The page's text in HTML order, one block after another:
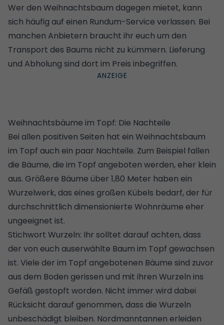
Wer den Weihnachtsbaum dagegen mietet, kann
sich häufig auf einen Rundum-Service verlassen. Bei
manchen Anbietern braucht ihr euch um den
Transport des Baums nicht zu kümmern. Lieferung
und Abholung sind dort im Preis inbegriffen.
Weihnachtsbäume im Topf: Die Nachteile
Bei allen positiven Seiten hat ein Weihnachtsbaum
im Topf auch ein paar Nachteile. Zum Beispiel fallen
die Bäume, die im Topf angeboten werden, eher klein
aus. Größere Bäume über 1,80 Meter haben ein
Wurzelwerk, das eines großen Kübels bedarf, der für
durchschnittlich dimensionierte Wohnräume eher
ungeeignet ist.
Stichwort Wurzeln: Ihr solltet darauf achten, dass
der von euch auserwählte Baum im Topf gewachsen
ist. Viele der im Topf angebotenen Bäume sind zuvor
aus dem Boden gerissen und mit ihren Wurzeln ins
Gefäß gestopft worden. Nicht immer wird dabei
Rücksicht darauf genommen, dass die Wurzeln
unbeschädigt bleiben. Nordmanntannen erleiden